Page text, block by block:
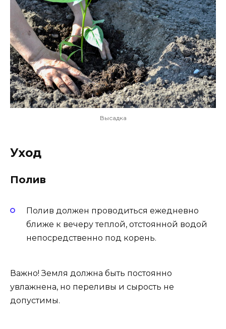
Высадка
Уход
Полив
Полив должен проводиться ежедневно
ближе к вечеру теплой, отстоянной водой
непосредственно под корень.
Важно! Земля должна быть постоянно
увлажнена, но переливы и сырость не
допустимы.